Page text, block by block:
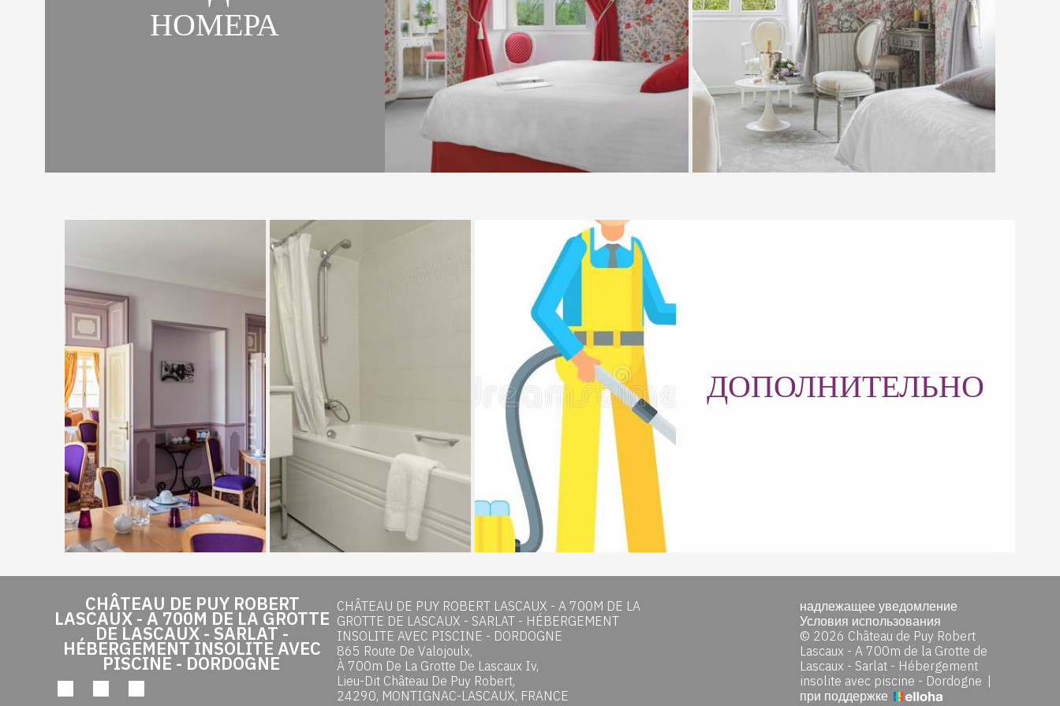
НОМЕРА
ДОПОЛНИТЕЛЬНО
CHÂTEAU DE PUY ROBERT
LASCAUX - A 700M DE LA GROTTE
DE LASCAUX - SARLAT -
HÉBERGEMENT INSOLITE AVEC
PISCINE - DORDOGNE
CHÂTEAU DE PUY ROBERT LASCAUX - A 700M DE LA
GROTTE DE LASCAUX - SARLAT - HÉBERGEMENT
INSOLITE AVEC PISCINE - DORDOGNE
865 Route De Valojoulx,
À 700m De La Grotte De Lascaux Iv,
Lieu-Dit Château De Puy Robert,
24290, MONTIGNAC-LASCAUX, FRANCE
надлежащее уведомление
Условия использования
© 2026 Château de Puy Robert
Lascaux - A 700m de la Grotte de
Lascaux - Sarlat - Hébergement
insolite avec piscine - Dordogne |
при поддержке